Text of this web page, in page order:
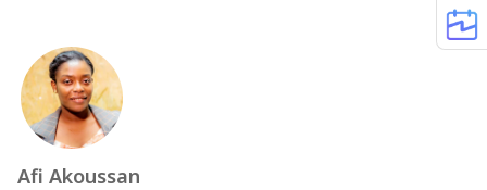
Afi Akoussan